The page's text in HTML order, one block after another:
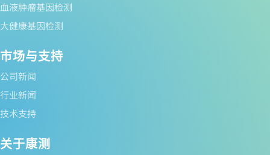
血液肿瘤基因检测
大健康基因检测
市场与支持
公司新闻
行业新闻
技术支持
关于康测